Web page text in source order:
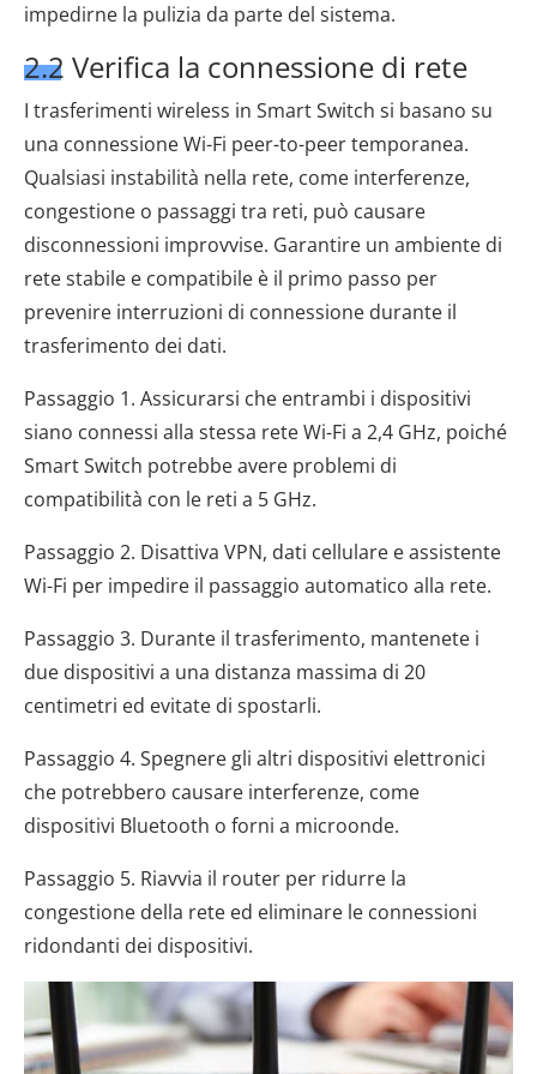
impedirne la pulizia da parte del sistema.
2.2 Verifica la connessione di rete
I trasferimenti wireless in Smart Switch si basano su
una connessione Wi-Fi peer-to-peer temporanea.
Qualsiasi instabilità nella rete, come interferenze,
congestione o passaggi tra reti, può causare
disconnessioni improvvise. Garantire un ambiente di
rete stabile e compatibile è il primo passo per
prevenire interruzioni di connessione durante il
trasferimento dei dati.
Passaggio 1. Assicurarsi che entrambi i dispositivi
siano connessi alla stessa rete Wi-Fi a 2,4 GHz, poiché
Smart Switch potrebbe avere problemi di
compatibilità con le reti a 5 GHz.
Passaggio 2. Disattiva VPN, dati cellulare e assistente
Wi-Fi per impedire il passaggio automatico alla rete.
Passaggio 3. Durante il trasferimento, mantenete i
due dispositivi a una distanza massima di 20
centimetri ed evitate di spostarli.
Passaggio 4. Spegnere gli altri dispositivi elettronici
che potrebbero causare interferenze, come
dispositivi Bluetooth o forni a microonde.
Passaggio 5. Riavvia il router per ridurre la
congestione della rete ed eliminare le connessioni
ridondanti dei dispositivi.